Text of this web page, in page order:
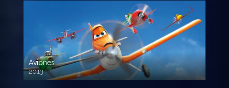
Aviones
2013
720 HD